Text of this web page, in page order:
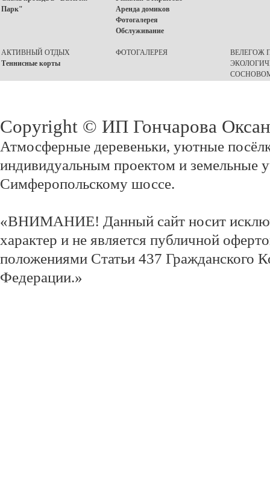
Парк"
Аренда домиков
Фотогалерея
Обслуживание
АКТИВНЫЙ ОТДЫХ
Теннисные корты
ФОТОГАЛЕРЕЯ
ВЕЛЕГОЖ
Copyright © ИП Гончарова
Атмосферные деревеньки, уютные
индивидуальным проектом и земельные
Симферопольскому шоссе.
«ВНИМАНИЕ! Данный сайт носит
характер и не является публичной
положениями Статьи 437 Гражданского
Федерации.»